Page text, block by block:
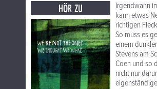
HÖR ZU
Irgendwann
kann etwas
richtigen
So muss es
einem
Stevens am
Coen und so
nicht nur